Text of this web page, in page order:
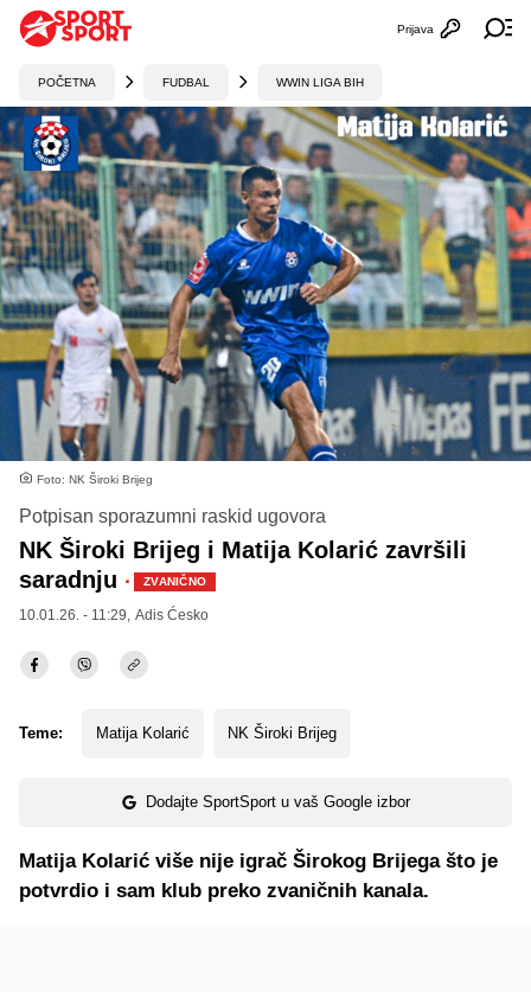
Otvori
Prijava
POČETNA FUDBAL WWIN LIGA BIH
Foto: NK Široki Brijeg
Potpisan sporazumni raskid ugovora
NK Široki Brijeg i Matija Kolarić završili
saradnju · ZVANIČNO
10.01.26. - 11:29, Adis Ćesko
Teme: Matija Kolarić NK Široki Brijeg
Dodajte SportSport u vaš Google izbor
Matija Kolarić više nije igrač Širokog Brijega što je
potvrdio i sam klub preko zvaničnih kanala.